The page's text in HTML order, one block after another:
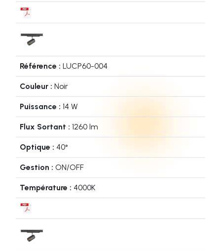
LUCP60-004
Noir
14 W
1260 lm
40°
ON/OFF
4000K